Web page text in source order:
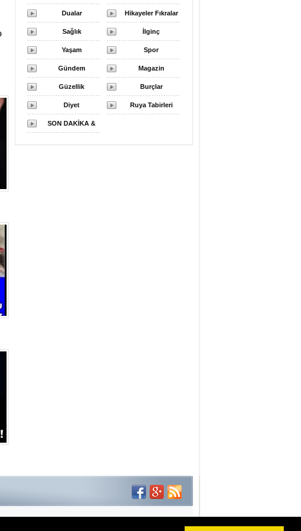
Dualar Hikayeler Fıkralar
Sağlık İlginç
Yaşam Spor
Gündem Magazin
Güzellik Burçlar
Diyet Ruya Tabirleri
SON DAKİKA &